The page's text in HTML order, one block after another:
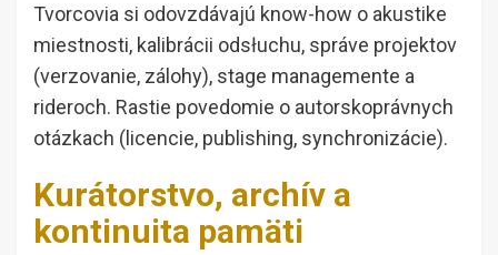
Tvorcovia si odovzdávajú know-how o akustike
miestnosti, kalibrácii odsłuchu, správe projektov
(verzovanie, zálohy), stage managemente a
rideroch. Rastie povedomie o autorskoprávnych
otázkach (licencie, publishing, synchronizácie).
Kurátorstvo, archív a
kontinuita pamäti